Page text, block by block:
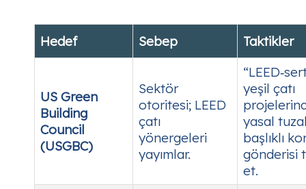
Hedef Sebep Taktikler
US Green
Building
Council
(USGBC)
Sektör
otoritesi; LEED
çatı
yönergeleri
yayımlar.
yeşil çatı
yasal
başlıklı
gönderisi
et.